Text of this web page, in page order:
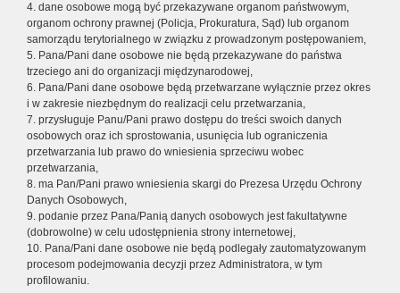
4. dane osobowe mogą być przekazywane organom państwowym,
organom ochrony prawnej (Policja, Prokuratura, Sąd) lub organom
samorządu terytorialnego w związku z prowadzonym postępowaniem,
5. Pana/Pani dane osobowe nie będą przekazywane do państwa
trzeciego ani do organizacji międzynarodowej,
6. Pana/Pani dane osobowe będą przetwarzane wyłącznie przez okres
i w zakresie niezbędnym do realizacji celu przetwarzania,
7. przysługuje Panu/Pani prawo dostępu do treści swoich danych
osobowych oraz ich sprostowania, usunięcia lub ograniczenia
przetwarzania lub prawo do wniesienia sprzeciwu wobec
przetwarzania,
8. ma Pan/Pani prawo wniesienia skargi do Prezesa Urzędu Ochrony
Danych Osobowych,
9. podanie przez Pana/Panią danych osobowych jest fakultatywne
(dobrowolne) w celu udostępnienia strony internetowej,
10. Pana/Pani dane osobowe nie będą podlegały zautomatyzowanym
procesom podejmowania decyzji przez Administratora, w tym
profilowaniu.